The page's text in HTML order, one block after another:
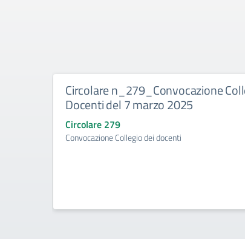
Circolare n_279_Convocazione
Docenti del 7 marzo 2025
Circolare 279
Convocazione Collegio dei docenti